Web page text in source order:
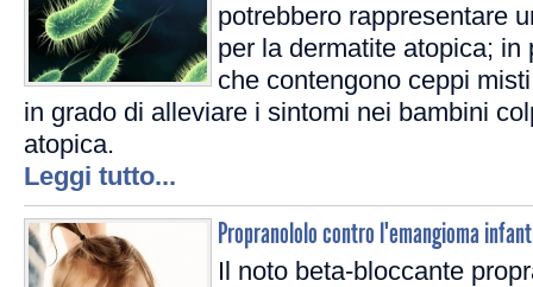
potrebbero rappresentare
per la dermatite atopica;
che contengono ceppi
in grado di alleviare i sintomi nei bambini
atopica.
Leggi tutto...
Propranololo contro l'emangioma
Il noto beta-bloccante